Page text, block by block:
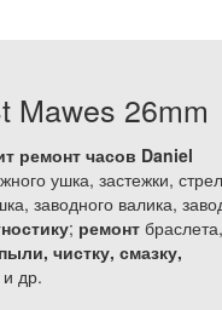
Mawes 26mm
ремонт часов Daniel
ушка, застежки,
заводного валика,
; ремонт браслета,
чистку, смазку,
и др.